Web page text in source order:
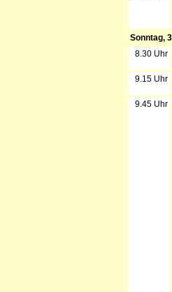
Sonntag,
8.30 Uhr
9.15 Uhr
9.45 Uhr